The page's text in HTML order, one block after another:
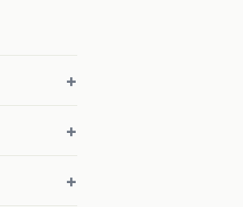
+
+
+